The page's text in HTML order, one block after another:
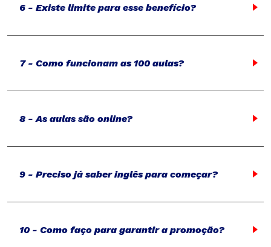
6 - Existe limite para esse benefício?
7 - Como funcionam as 100 aulas?
8 - As aulas são online?
9 - Preciso já saber inglês para começar?
10 - Como faço para garantir a promoção?